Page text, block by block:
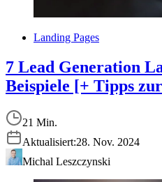
Landing Pages
7 Lead Generation
Beispiele [+ Tipps
21 Min.
Aktualisiert:28. Nov. 2024
Michal Leszczynski